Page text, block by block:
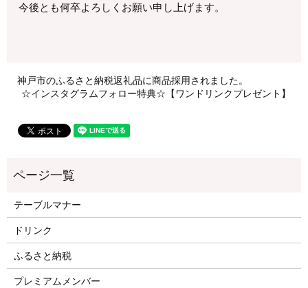
今後とも何卒よろしくお願い申し上げます。
神戸市のふるさと納税返礼品に商品採用されました。
☆インスタグラムフォロー特典☆【ワンドリンクプレゼント】
テーブルマナー
ドリンク
ふるさと納税
プレミアムメンバー